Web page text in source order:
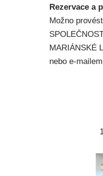
Rezervace a
Možno
MARIÁNSKÉ
nebo e-mailem